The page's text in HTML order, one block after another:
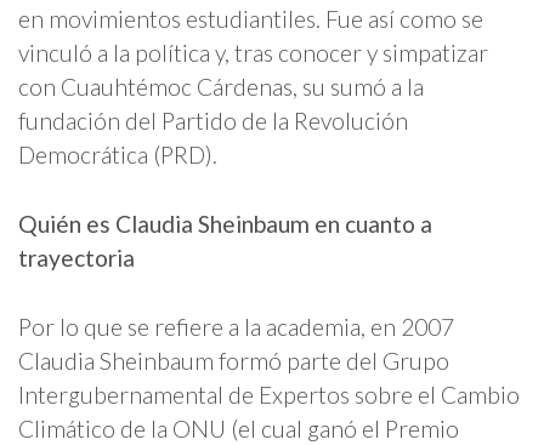
en movimientos estudiantiles. Fue así como se
vinculó a la política y, tras conocer y simpatizar
con Cuauhtémoc Cárdenas, su sumó a la
fundación del Partido de la Revolución
Democrática (PRD).
Quién es Claudia Sheinbaum en cuanto a
trayectoria
Por lo que se refiere a la academia, en 2007
Claudia Sheinbaum formó parte del Grupo
Intergubernamental de Expertos sobre el Cambio
Climático de la ONU (el cual ganó el Premio